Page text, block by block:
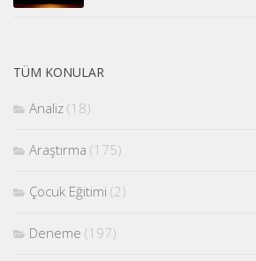
TÜM KONULAR
Analiz (18)
Araştırma (175)
Çocuk Eğitimi (2)
Deneme (197)